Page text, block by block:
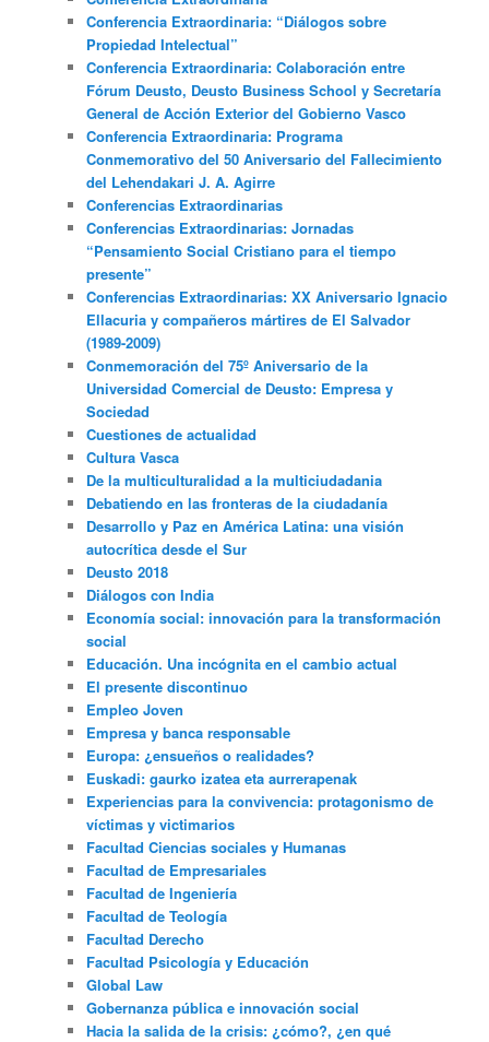
Conferencia Extraordinaria: “Diálogos sobre
Propiedad Intelectual”
Conferencia Extraordinaria: Colaboración entre
Fórum Deusto, Deusto Business School y Secretaría
General de Acción Exterior del Gobierno Vasco
Conferencia Extraordinaria: Programa
Conmemorativo del 50 Aniversario del Fallecimiento
del Lehendakari J. A. Agirre
Conferencias Extraordinarias
Conferencias Extraordinarias: Jornadas
“Pensamiento Social Cristiano para el tiempo
presente”
Conferencias Extraordinarias: XX Aniversario Ignacio
Ellacuria y compañeros mártires de El Salvador
(1989-2009)
Conmemoración del 75º Aniversario de la
Universidad Comercial de Deusto: Empresa y
Sociedad
Cuestiones de actualidad
Cultura Vasca
De la multiculturalidad a la multiciudadania
Debatiendo en las fronteras de la ciudadanía
Desarrollo y Paz en América Latina: una visión
autocrítica desde el Sur
Deusto 2018
Diálogos con India
Economía social: innovación para la transformación
social
Educación. Una incógnita en el cambio actual
El presente discontinuo
Empleo Joven
Empresa y banca responsable
Europa: ¿ensueños o realidades?
Euskadi: gaurko izatea eta aurrerapenak
Experiencias para la convivencia: protagonismo de
víctimas y victimarios
Facultad Ciencias sociales y Humanas
Facultad de Empresariales
Facultad de Ingeniería
Facultad de Teología
Facultad Derecho
Facultad Psicología y Educación
Global Law
Gobernanza pública e innovación social
Hacia la salida de la crisis: ¿cómo?, ¿en qué